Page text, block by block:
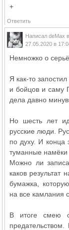
+
Ответить
Написал deMax
27.05.2020 в
Немножко о
Я как-то
и бойцов и саму
дела давно
Но шесть лет
русские люди.
по духу. И конца
туманные
Можно ли
каков результат
бумажка,
на все камлания
В итоге смею